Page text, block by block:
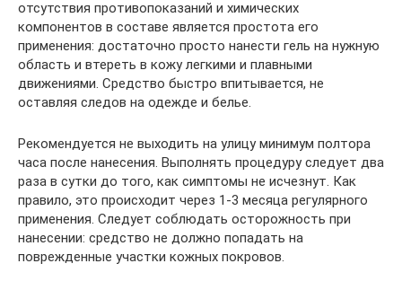
отсутствия противопоказаний и химических
компонентов в составе является простота его
применения: достаточно просто нанести гель на нужную
область и втереть в кожу легкими и плавными
движениями. Средство быстро впитывается, не
оставляя следов на одежде и белье.
Рекомендуется не выходить на улицу минимум полтора
часа после нанесения. Выполнять процедуру следует два
раза в сутки до того, как симптомы не исчезнут. Как
правило, это происходит через 1-3 месяца регулярного
применения. Следует соблюдать осторожность при
нанесении: средство не должно попадать на
поврежденные участки кожных покровов.